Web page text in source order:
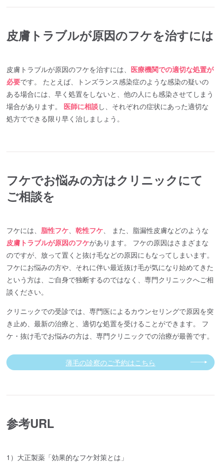
皮膚トラブルが原因のフケを治すには
皮膚トラブルが原因のフケを治すには、 医療機関での適切な処置が
必要です。 たとえば、トンズランス感染症のような感染の疑いの
ある場合には、早く処置をしないと、他の人にも感染させてしまう
場合があります。 医師に相談し、それぞれの症状にあった適切な
処方でできる限り早く治しましょう。
フケでお悩みの方はクリニックにて
ご相談を
フケには、 脂性フケ 、乾性フケ 、 また、脂漏性皮膚などのような
皮膚トラブルが原因のフケがあります。 フケの原因はさまざまな
のですが、放って置くと抜け毛などの原因にもなってしまいます。
フケにお悩みの方や、それに伴い最近抜け毛が気になり始めてきた
という方は、ご自身で独断するのではなく、専門クリニックへご相
談ください。
クリニックでの受診では、専門医によるカウンセリングで原因を突
き止め、最新の治療と、適切な処置を受けることができます。 フ
ケ・抜け毛でお悩みの方は、専門クリニックでの治療が最善です。
薄毛の診察のご予約はこちら
参考URL
1）大正製薬「効果的なフケ対策とは」